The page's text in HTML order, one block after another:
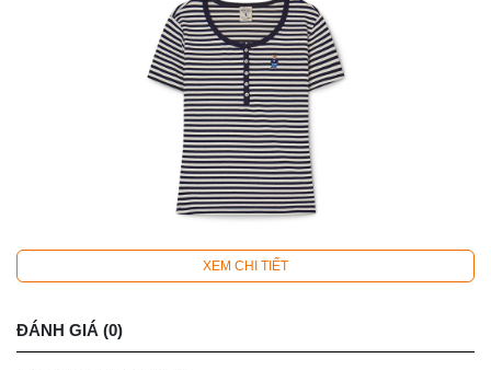
XEM CHI TIẾT
ĐÁNH GIÁ (0)